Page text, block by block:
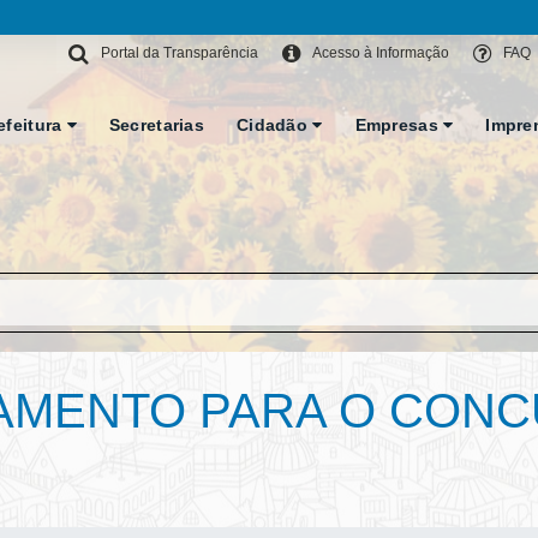
FAQ
Acesso à Informação
Portal da Transparência
Secretarias Cidadão Empresas
PARA O